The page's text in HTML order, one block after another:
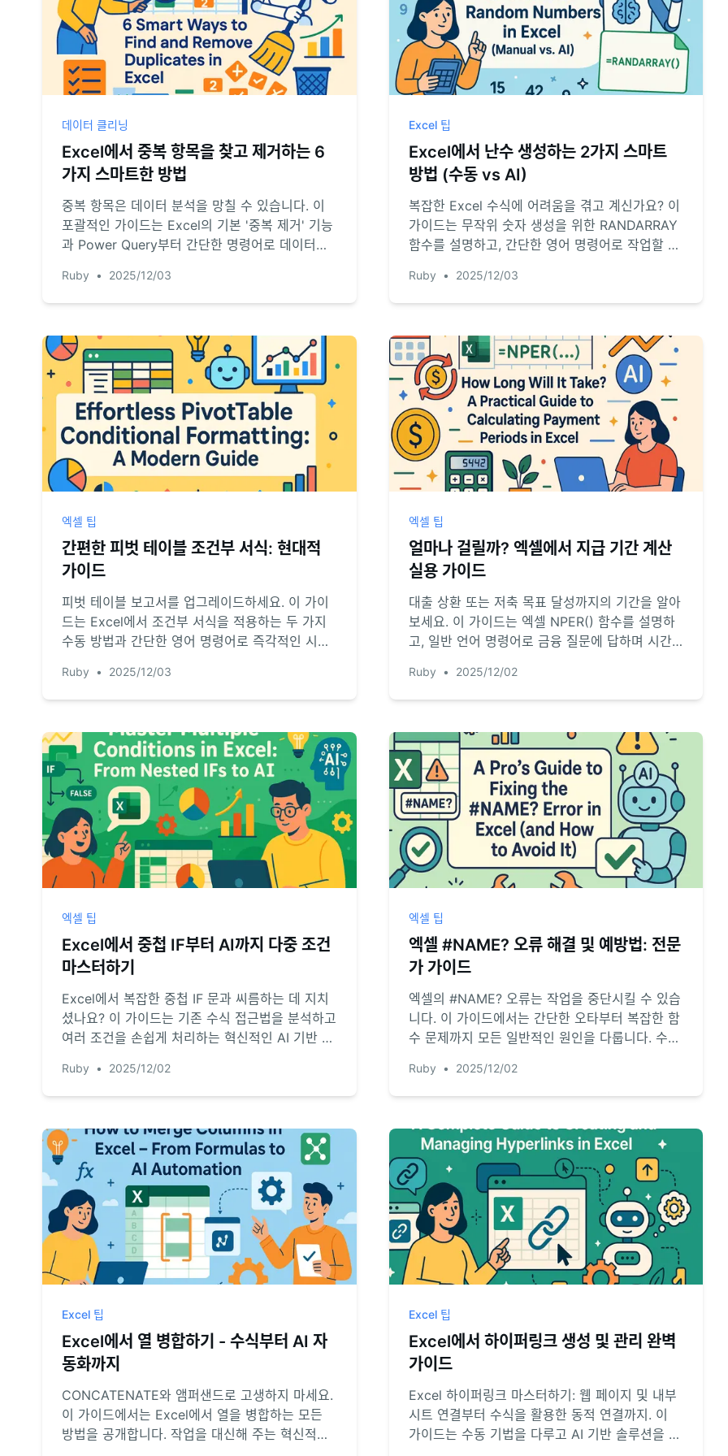
데이터 클리닝
Excel에서 중복 항목을 찾고 제거하는 6
가지 스마트한 방법
중복 항목은 데이터 분석을 망칠 수 있습니다. 이
포괄적인 가이드는 Excel의 기본 '중복 제거' 기능
과 Power Query부터 간단한 명령어로 데이터를
니다. 당신의 필요에 맞는 완벽한 기술을 찾아보세
요.
Ruby • 2025/12/03
Excel 팁
Excel에서 난수 생성하는 2가지 스마트
방법 (수동 vs AI)
복잡한 Excel 수식에 어려움을 겪고 계신가요? 이
가이드는 무작위 숫자 생성을 위한 RANDARRAY
함수를 설명하고, 간단한 영어 명령어로 작업할 수
교하여 데이터를 처리하는 가장 효율적인 방법을
찾아보세요.
Ruby • 2025/12/03
엑셀 팁
간편한 피벗 테이블 조건부 서식: 현대적
가이드
피벗 테이블 보고서를 업그레이드하세요. 이 가이
드는 Excel에서 조건부 서식을 적용하는 두 가지
수동 방법과 간단한 영어 명령어로 즉각적인 시각
션을 비교합니다. 클릭 시간을 줄이고 분석 시간을
늘리세요.
Ruby • 2025/12/03
엑셀 팁
얼마나 걸릴까? 엑셀에서 지급 기간 계산
실용 가이드
대출 상환 또는 저축 목표 달성까지의 기간을 알아
보세요. 이 가이드는 엑셀 NPER() 함수를 설명하
고, 일반 언어 명령어로 금융 질문에 답하며 시간
한 AI 대안을 소개합니다.
Ruby • 2025/12/02
엑셀 팁
Excel에서 중첩 IF부터 AI까지 다중 조건
마스터하기
Excel에서 복잡한 중첩 IF 문과 씨름하는 데 지치
셨나요? 이 가이드는 기존 수식 접근법을 분석하고
여러 조건을 손쉽게 처리하는 혁신적인 AI 기반 방
데이터 분석을 시작하세요.
Ruby • 2025/12/02
엑셀 팁
엑셀 #NAME? 오류 해결 및 예방법: 전문
가 가이드
엑셀의 #NAME? 오류는 작업을 중단시킬 수 있습
니다. 이 가이드에서는 간단한 오타부터 복잡한 함
수 문제까지 모든 일반적인 원인을 다룹니다. 수동
우회할 수 있는 AI 기반 대안을 소개합니다.
Ruby • 2025/12/02
Excel 팁
Excel에서 열 병합하기 - 수식부터 AI 자
동화까지
CONCATENATE와 앰퍼샌드로 고생하지 마세요.
이 가이드에서는 Excel에서 열을 병합하는 모든
방법을 공개합니다. 작업을 대신해 주는 혁신적인
Excel 팁
Excel에서 하이퍼링크 생성 및 관리 완벽
가이드
Excel 하이퍼링크 마스터하기: 웹 페이지 및 내부
시트 연결부터 수식을 활용한 동적 연결까지. 이
가이드는 수동 기법을 다루고 AI 기반 솔루션을 소